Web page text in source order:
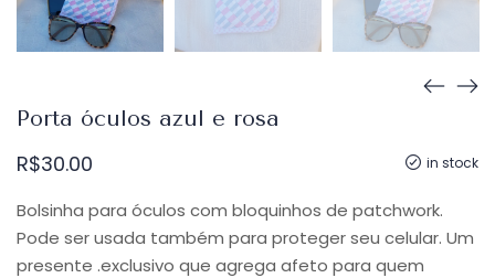
Porta óculos azul e rosa
in stock
R$30.00
Bolsinha para óculos com bloquinhos de patchwork.
Pode ser usada também para proteger seu celular. Um
presente .exclusivo que agrega afeto para quem